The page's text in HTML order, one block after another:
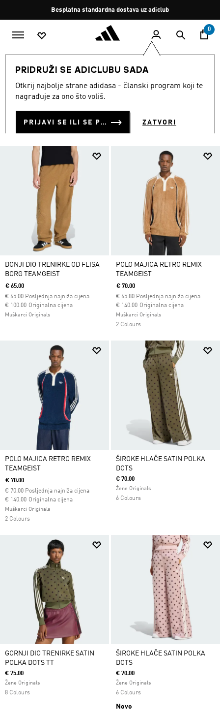
Zaustavi
rotaciju
Besplatna standardna dostava uz adiclub
0
PRIDRUŽI SE ADICLUBU SADA
Otkrij najbolje strane adidasa - članski program koji te
nagrađuje za ono što voliš.
PRIJAVI SE ILI SE PRIDRUŽI SADA ZATVORI
MODNE MARKE Originals Odjeća
ODJEĆA
DONJI DIO TRENIRKE OD FLISA
BORG TEAMGEIST
€ 65.00
€ 65.00 Posljednja najniža cijena
Originalna cijena
Cijena umanjena od
€ 100.00za
Muškarci Originals
POLO MAJICA RETRO REMIX
TEAMGEIST
€ 70.00
€ 65.80 Posljednja najniža cijena
Originalna cijena
Cijena umanjena od
€ 140.00za
Muškarci Originals
2 Colours
POLO MAJICA RETRO REMIX
TEAMGEIST
€ 70.00
€ 70.00 Posljednja najniža cijena
Originalna cijena
Cijena umanjena od
€ 140.00za
Muškarci Originals
2 Colours
ŠIROKE HLAČE SATIN POLKA
DOTS
€ 70.00
Žene Originals
6 Colours
GORNJI DIO TRENIRKE SATIN
POLKA DOTS TT
€ 75.00
Žene Originals
8 Colours
ŠIROKE HLAČE SATIN POLKA
DOTS
€ 70.00
Žene Originals
6 Colours
Novo